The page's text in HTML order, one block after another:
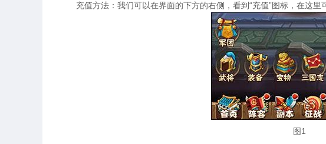
充值方法：我们可以在界面的下方的右侧，看到“充值”图标，在这里
图1